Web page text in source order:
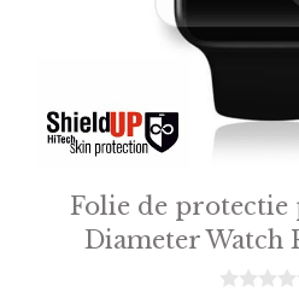
Folie de protectie
Diameter Watch